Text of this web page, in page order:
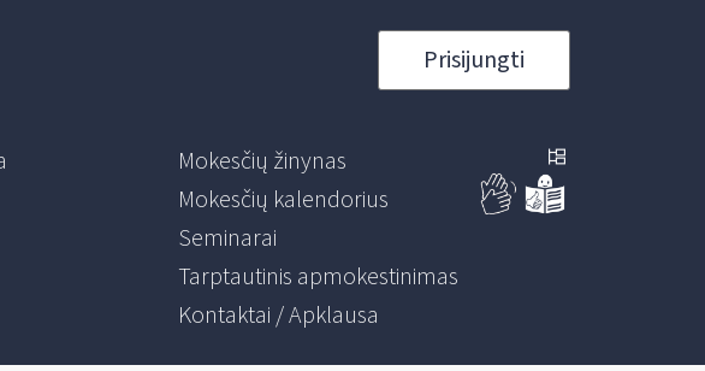
Prisijungti
Mokesčių žinynas
Mokesčių kalendorius
Seminarai
Tarptautinis apmokestinimas
Kontaktai / Apklausa